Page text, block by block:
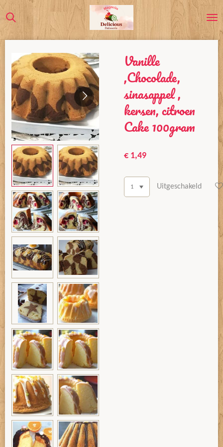
direct
hoofdinhoud
Vanille
,Chocolade,
sinasappel ,
kersen, citroen
Cake 100gram
€ 1,49
Uitgeschakeld